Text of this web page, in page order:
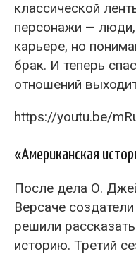
классической
персонажи —
карьере, но
брак. И теперь
отношений
https://youtu.be/
«Американская
После дела О.
Версаче
решили
историю. Третий